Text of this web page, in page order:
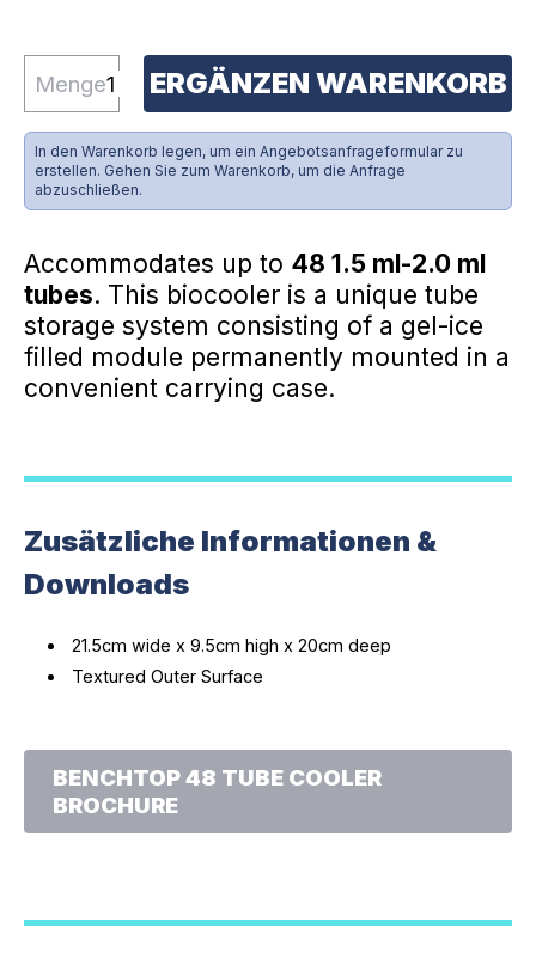
Menge ERGÄNZEN WARENKORB
In den Warenkorb legen, um ein Angebotsanfrageformular zu
erstellen. Gehen Sie zum Warenkorb, um die Anfrage
abzuschließen.
Accommodates up to 48 1.5 ml-2.0 ml
tubes. This biocooler is a unique tube
storage system consisting of a gel-ice
filled module permanently mounted in a
convenient carrying case.
Zusätzliche Informationen &
Downloads
21.5cm wide x 9.5cm high x 20cm deep
Textured Outer Surface
BENCHTOP 48 TUBE COOLER
BROCHURE